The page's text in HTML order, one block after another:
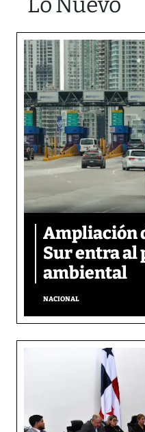
Ampliación
Sur entra al
ambiental
NACIONAL